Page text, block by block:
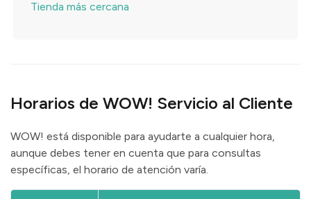
Tienda más cercana
Horarios de WOW! Servicio al Cliente
WOW! está disponible para ayudarte a cualquier hora,
aunque debes tener en cuenta que para consultas
específicas, el horario de atención varía.